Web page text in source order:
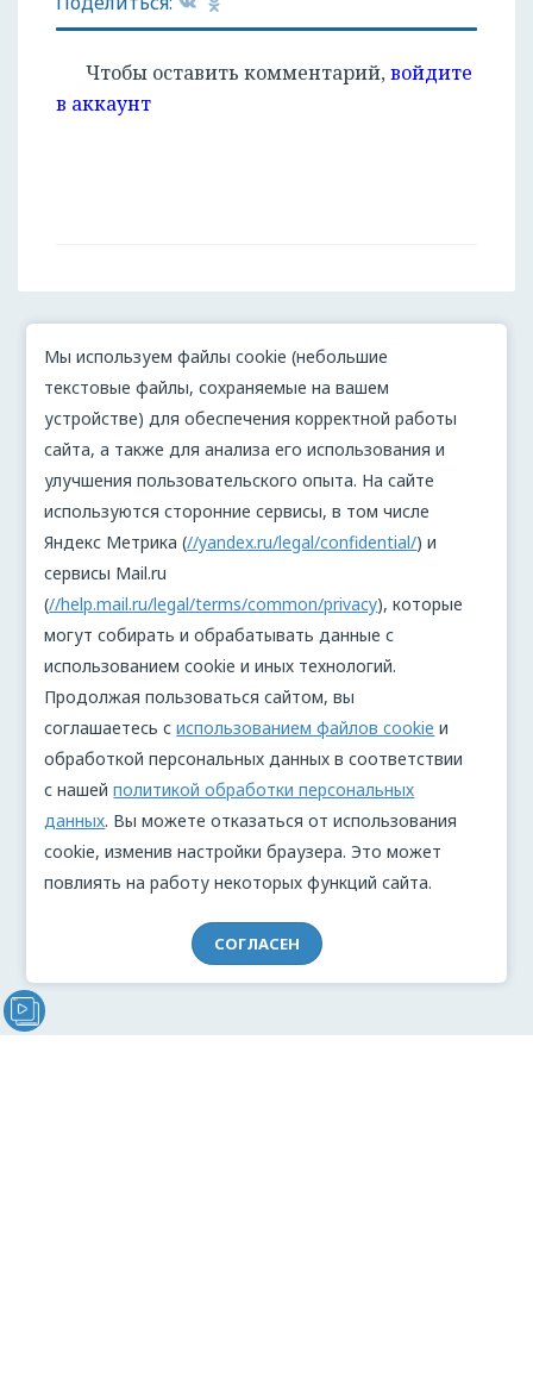
Чтобы оставить комментарий,войдите
в аккаунт
Мы используем файлы cookie (небольшие
текстовые файлы, сохраняемые на вашем
устройстве) для обеспечения корректной работы
сайта, а также для анализа его использования и
улучшения пользовательского опыта. На сайте
используются сторонние сервисы, в том числе
Яндекс Метрика (//yandex.ru/legal/confidential/) и
сервисы Mail.ru
(//help.mail.ru/legal/terms/common/privacy), которые
могут собирать и обрабатывать данные с
использованием cookie и иных технологий.
Продолжая пользоваться сайтом, вы
соглашаетесь сиспользованием файлов cookie и
обработкой персональных данных в соответствии
с нашейполитикой обработки персональных
данных. Вы можете отказаться от использования
cookie, изменив настройки браузера. Это может
повлиять на работу некоторых функций сайта.
СОГЛАСЕН